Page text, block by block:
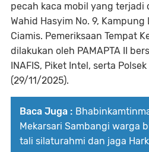
pecah kaca mobil yang terjadi
Wahid Hasyim No. 9,
Ciamis. Pemeriksaan Tempat
dilakukan oleh PAMAPTA II
INAFIS, Piket Intel, serta
(29/11/2025).
Baca Juga :
Mekarsari Sambangi warga
tali silaturahmi dan jaga